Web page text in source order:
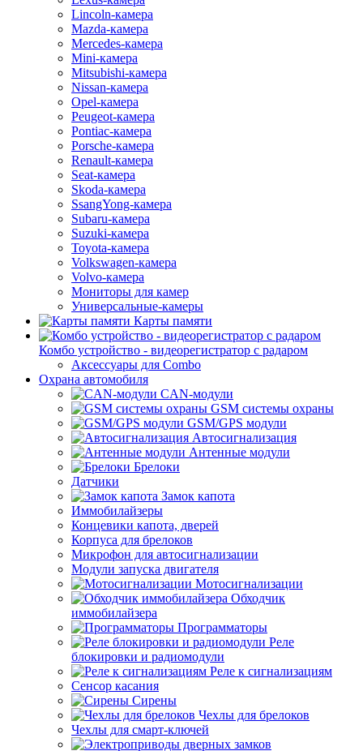
Lincoln-камера
Mazda-камера
Mercedes-камера
Mini-камера
Mitsubishi-камера
Nissan-камера
Opel-камера
Peugeot-камера
Pontiac-камера
Porsche-камера
Renault-камера
Seat-камера
Skoda-камера
SsangYong-камера
Subaru-камера
Suzuki-камера
Toyota-камера
Volkswagen-камера
Volvo-камера
Мониторы для камер
Универсальные-камеры
Карты памяти
Комбо устройство - видеорегистратор с радаром
Аксессуары для Combo
Охрана автомобиля
CAN-модули
GSM системы охраны
GSM/GPS модули
Автосигнализация
Антенные модули
Брелоки
Датчики
Замок капота
Иммобилайзеры
Концевики капота, дверей
Корпуса для брелоков
Микрофон для автосигнализации
Модули запуска двигателя
Мотосигнализации
Обходчик
иммобилайзера
Программаторы
Реле
блокировки и радиомодули
Реле к сигнализациям
Сенсор касания
Сирены
Чехлы для брелоков
Чехлы для смарт-ключей